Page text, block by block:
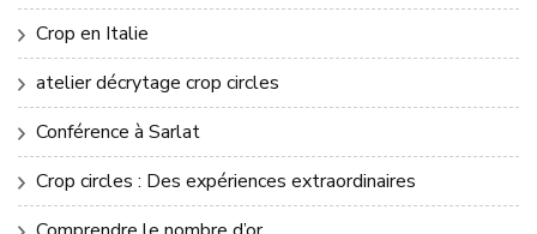
Crop en Italie
atelier décrytage crop circles
Conférence à Sarlat
Crop circles : Des expériences extraordinaires